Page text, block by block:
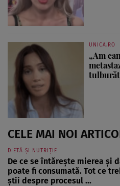
UNICA.RO
„Am
CELE MAI NOI
DIETĂ ȘI NUTRIȚIE
De ce se întărește mierea și
poate fi consumată. Tot ce
știi despre procesul ...